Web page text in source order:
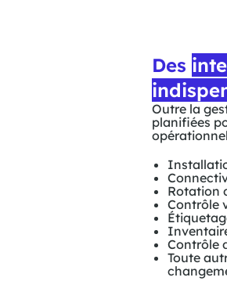
Des
Outre la
planifiées
Rotation
Contrôle
Contrôle
Toute